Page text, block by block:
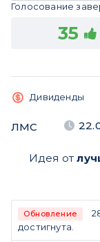
Голосование
35
Дивиденды
ЛМС
Идея от
Обновление
достигнута.